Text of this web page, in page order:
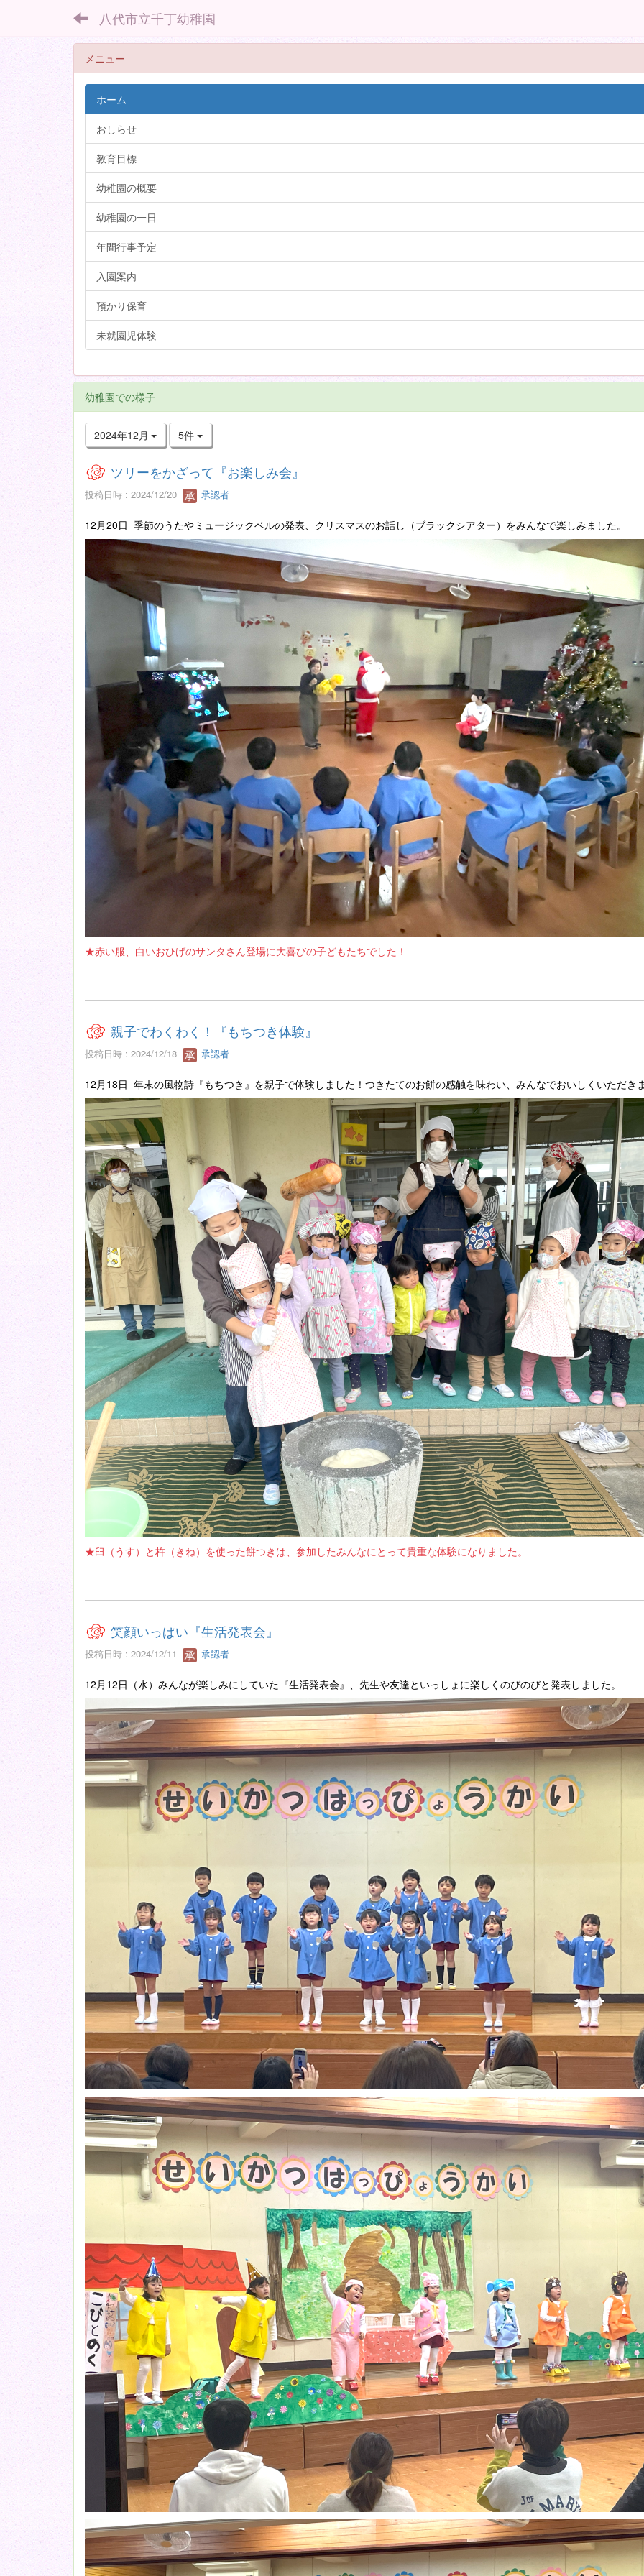
八代市立千丁幼稚園
メニュー
ホーム
おしらせ
教育目標
幼稚園の概要
幼稚園の一日
年間行事予定
入園案内
預かり保育
未就園児体験
幼稚園での様子
2024年12月 5件
ツリーをかざって『お楽しみ会』
投稿日時 : 2024/12/20 承認者
12月20日 季節のうたやミュージックベルの発表、クリスマスのお話し（ブラックシアター）をみんなで楽しみました。
★赤い服、白いおひげのサンタさん登場に大喜びの子どもたちでした！
親子でわくわく！『もちつき体験』
投稿日時 : 2024/12/18 承認者
12月18日 年末の風物詩『もちつき』を親子で体験しました！つきたてのお餅の感触を味わい、みんなでおいしくいただき
★臼（うす）と杵（きね）を使った餅つきは、参加したみんなにとって貴重な体験になりました。
笑顔いっぱい『生活発表会』
投稿日時 : 2024/12/11 承認者
12月12日（水）みんなが楽しみにしていた『生活発表会』、先生や友達といっしょに楽しくのびのびと発表しました。